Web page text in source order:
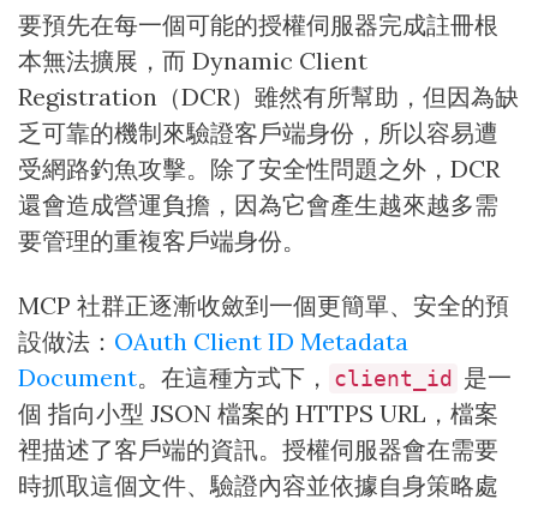
要預先在每一個可能的授權伺服器完成註冊根
本無法擴展，而 Dynamic Client
Registration（DCR）雖然有所幫助，但因為缺
乏可靠的機制來驗證客戶端身份，所以容易遭
受網路釣魚攻擊。除了安全性問題之外，DCR
還會造成營運負擔，因為它會產生越來越多需
要管理的重複客戶端身份。
MCP 社群正逐漸收斂到一個更簡單、安全的預
設做法： OAuth Client ID Metadata
Document。在這種方式下， client_id
是一
個 指向小型 JSON 檔案的 HTTPS URL，檔案
裡描述了客戶端的資訊。授權伺服器會在需要
時抓取這個文件、驗證內容並依據自身策略處